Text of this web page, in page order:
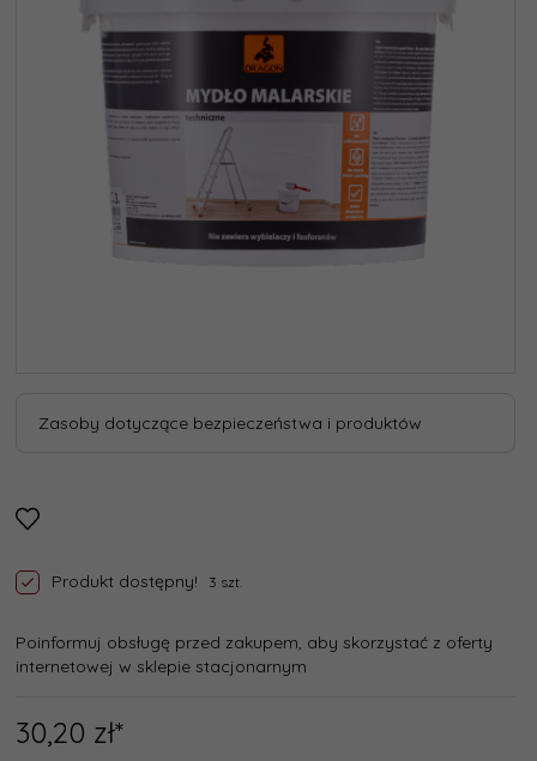
Zasoby dotyczące bezpieczeństwa i produktów
Produkt dostępny! 3 szt.
Poinformuj obsługę przed zakupem, aby skorzystać z oferty
internetowej w sklepie stacjonarnym
30,20 zł*